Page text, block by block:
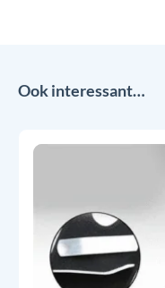
Ook interessant…